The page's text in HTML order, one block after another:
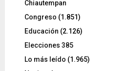
Chiautempan
Congreso (1.851)
Educación (2.126)
Elecciones 385
Lo más leído (1.965)